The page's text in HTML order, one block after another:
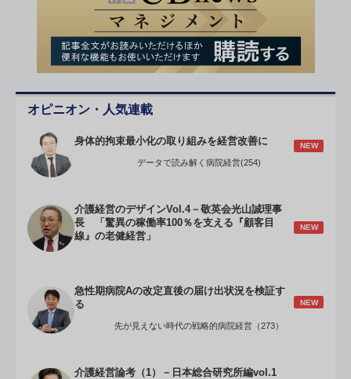
オピニオン・人気連載
身体的拘束最小化の取り組みを経営改善に NEW
データで読み解く病院経営(254)
介護経営のデザインVol.4－敬英会光山誠理事
長 「驚異の稼働率100％を支える『顧客目
線』の老健経営」
NEW
急性期病院Aの改定直後の届け出状況を検証す
る
NEW
先が見えない時代の戦略的病院経営（273）
介護経営論考（1）－日本総合研究所編vol.1